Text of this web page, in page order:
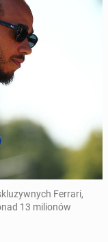
Ferrari,
13 milionów